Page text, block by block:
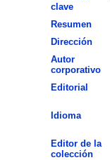
clave
Resumen
Dirección
Autor
corporativo
Editorial
Idioma
Editor de la
colección